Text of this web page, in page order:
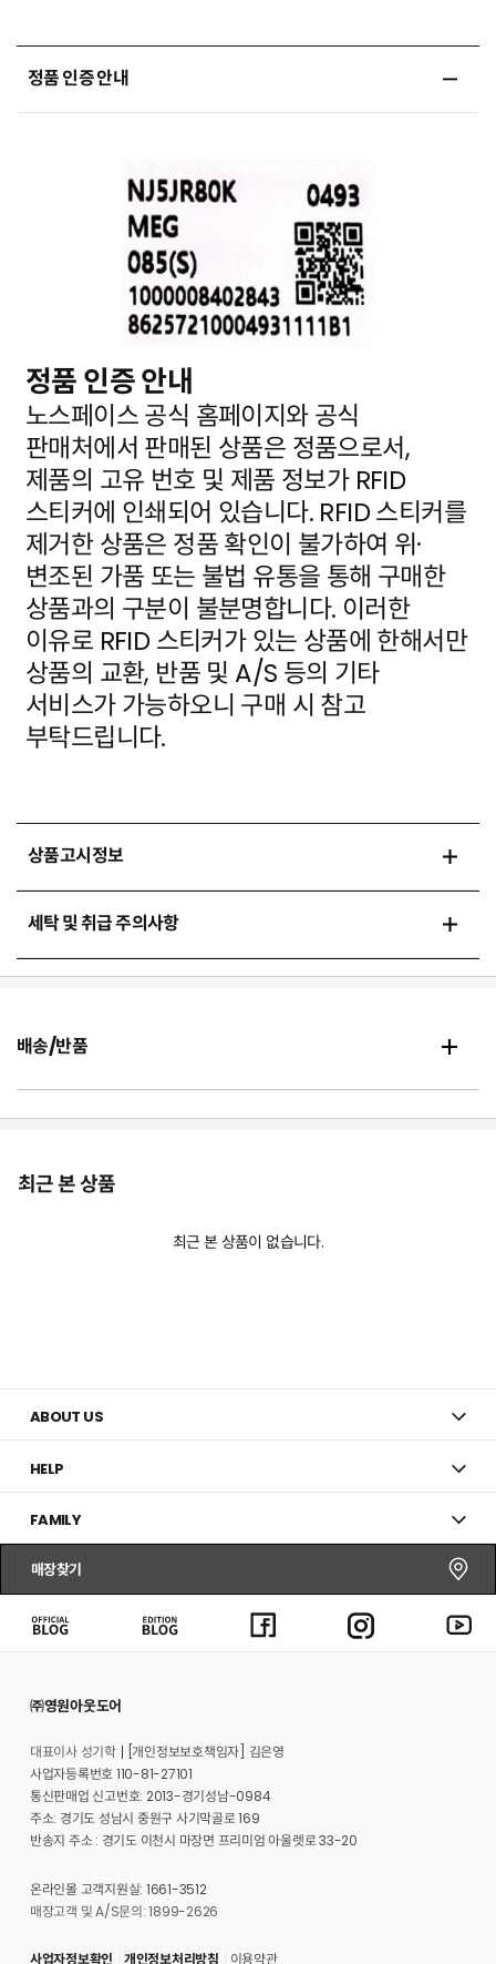
정품 인증 안내
정품 인증 안내
노스페이스 공식 홈페이지와 공식
판매처에서 판매된 상품은 정품으로서,
제품의 고유 번호 및 제품 정보가 RFID
스티커에 인쇄되어 있습니다. RFID 스티커를
제거한 상품은 정품 확인이 불가하여 위·
변조된 가품 또는 불법 유통을 통해 구매한
상품과의 구분이 불분명합니다. 이러한
이유로 RFID 스티커가 있는 상품에 한해서만
상품의 교환, 반품 및 A/S 등의 기타
서비스가 가능하오니 구매 시 참고
부탁드립니다.
상품고시정보
세탁 및 취급 주의사항
배송/반품
최근 본 상품
최근 본 상품이 없습니다.
ABOUT US
HELP
FAMILY
매장찾기
㈜영원아웃도어
대표이사 성기학
[개인정보보호책임자] 김은영
사업자등록번호 110-81-27101
통신판매업 신고번호: 2013-경기성남-0984
주소: 경기도 성남시 중원구 사기막골로 169
반송지 주소 : 경기도 이천시 마장면 프리미엄 아울렛로 33-20
온라인몰 고객지원실: 1661-3512
매장고객 및 A/S문의: 1899-2626
사업자정보확인 개인정보처리방침 이용약관